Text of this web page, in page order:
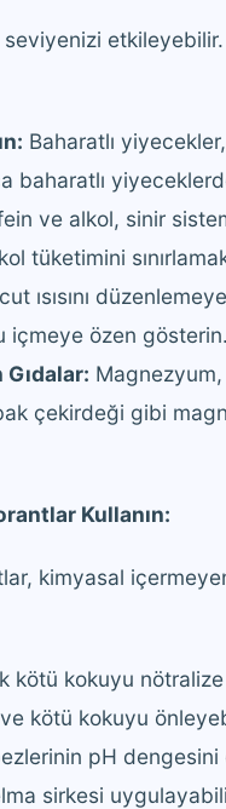
seviyenizi
Baharatlı
ve alkol, sinir
tüketimini
ısısını
içmeye özen gösterin.
çekirdeği gibi
Kullanın:
kimyasal
kötü kokuyu
kötü kokuyu
pH
sirkesi